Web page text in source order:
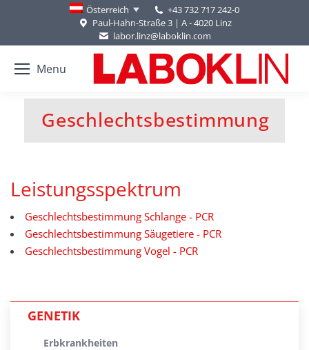
Österreich
+43 732 717 242-0
Paul-Hahn-Straße 3 | A - 4020 Linz
labor.linz@laboklin.com
Menu
Geschlechtsbestimmung
You are here:
Leistungsspektrum
Geschlechtsbestimmung Schlange - PCR
Geschlechtsbestimmung Säugetiere - PCR
Geschlechtsbestimmung Vogel - PCR
GENETIK
Erbkrankheiten